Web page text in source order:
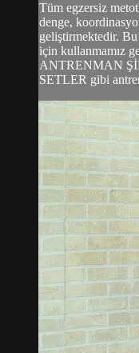
Tüm egzersiz
denge,
geliştirmektedir.
için kullanmamız
ANTRENMAN
SETLER gibi